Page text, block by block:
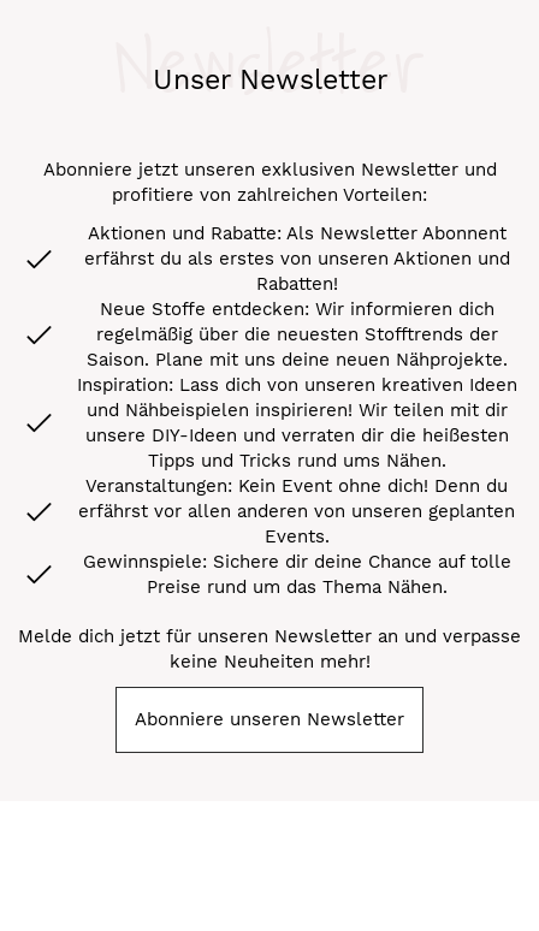
Unser Newsletter
Newsletter
Abonniere jetzt unseren exklusiven Newsletter und
profitiere von zahlreichen Vorteilen:
Aktionen und Rabatte: Als Newsletter Abonnent
erfährst du als erstes von unseren Aktionen und
Rabatten!
Neue Stoffe entdecken: Wir informieren dich
regelmäßig über die neuesten Stofftrends der
Saison. Plane mit uns deine neuen Nähprojekte.
Inspiration: Lass dich von unseren kreativen Ideen
und Nähbeispielen inspirieren! Wir teilen mit dir
unsere DIY-Ideen und verraten dir die heißesten
Tipps und Tricks rund ums Nähen.
Veranstaltungen: Kein Event ohne dich! Denn du
erfährst vor allen anderen von unseren geplanten
Events.
Gewinnspiele: Sichere dir deine Chance auf tolle
Preise rund um das Thema Nähen.
Melde dich jetzt für unseren Newsletter an und verpasse
keine Neuheiten mehr!
Abonniere unseren Newsletter